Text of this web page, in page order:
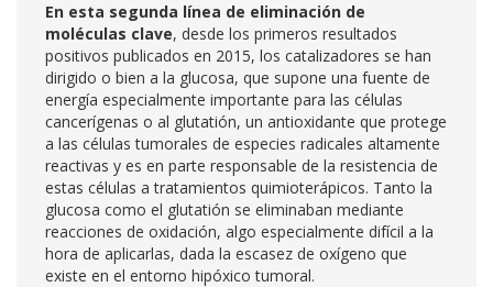
En esta segunda línea de eliminación de
moléculas clave, desde los primeros resultados
positivos publicados en 2015, los catalizadores se han
dirigido o bien a la glucosa, que supone una fuente de
energía especialmente importante para las células
cancerígenas o al glutatión, un antioxidante que protege
a las células tumorales de especies radicales altamente
reactivas y es en parte responsable de la resistencia de
estas células a tratamientos quimioterápicos. Tanto la
glucosa como el glutatión se eliminaban mediante
reacciones de oxidación, algo especialmente difícil a la
hora de aplicarlas, dada la escasez de oxígeno que
existe en el entorno hipóxico tumoral.